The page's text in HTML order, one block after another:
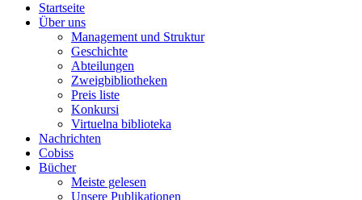
Startseite
Über uns
Management und Struktur
Geschichte
Abteilungen
Zweigbibliotheken
Preis liste
Konkursi
Virtuelna biblioteka
Nachrichten
Cobiss
Bücher
Meiste gelesen
Unsere Publikationen